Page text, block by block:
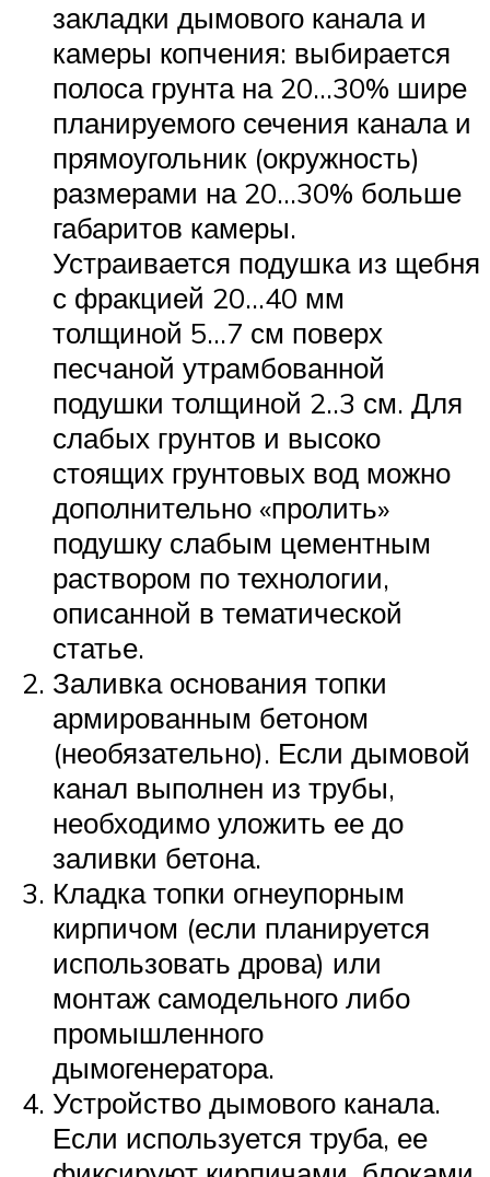
закладки дымового канала и
камеры копчения: выбирается
полоса грунта на 20…30% шире
планируемого сечения канала и
прямоугольник (окружность)
размерами на 20…30% больше
габаритов камеры.
Устраивается подушка из щебня
с фракцией 20…40 мм
толщиной 5…7 см поверх
песчаной утрамбованной
подушки толщиной 2..3 см. Для
слабых грунтов и высоко
стоящих грунтовых вод можно
дополнительно «пролить»
подушку слабым цементным
раствором по технологии,
описанной в тематической
статье.
Заливка основания топки
армированным бетоном
(необязательно). Если дымовой
канал выполнен из трубы,
необходимо уложить ее до
заливки бетона.
Кладка топки огнеупорным
кирпичом (если планируется
использовать дрова) или
монтаж самодельного либо
промышленного
дымогенератора.
Устройство дымового канала.
Если используется труба, ее